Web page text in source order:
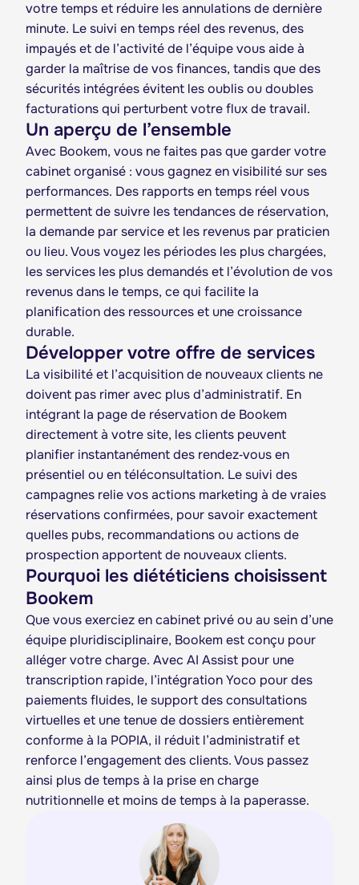
votre temps et réduire les annulations de dernière
minute. Le suivi en temps réel des revenus, des
impayés et de l’activité de l’équipe vous aide à
garder la maîtrise de vos finances, tandis que des
sécurités intégrées évitent les oublis ou doubles
facturations qui perturbent votre flux de travail.
Un aperçu de l’ensemble
Avec Bookem, vous ne faites pas que garder votre
cabinet organisé : vous gagnez en visibilité sur ses
performances. Des rapports en temps réel vous
permettent de suivre les tendances de réservation,
la demande par service et les revenus par praticien
ou lieu. Vous voyez les périodes les plus chargées,
les services les plus demandés et l’évolution de vos
revenus dans le temps, ce qui facilite la
planification des ressources et une croissance
durable.
Développer votre offre de services
La visibilité et l’acquisition de nouveaux clients ne
doivent pas rimer avec plus d’administratif. En
intégrant la page de réservation de Bookem
directement à votre site, les clients peuvent
planifier instantanément des rendez‑vous en
présentiel ou en téléconsultation. Le suivi des
campagnes relie vos actions marketing à de vraies
réservations confirmées, pour savoir exactement
quelles pubs, recommandations ou actions de
prospection apportent de nouveaux clients.
Pourquoi les diététiciens choisissent
Bookem
Que vous exerciez en cabinet privé ou au sein d’une
équipe pluridisciplinaire, Bookem est conçu pour
alléger votre charge. Avec AI Assist pour une
transcription rapide, l’intégration Yoco pour des
paiements fluides, le support des consultations
virtuelles et une tenue de dossiers entièrement
conforme à la POPIA, il réduit l’administratif et
renforce l’engagement des clients. Vous passez
ainsi plus de temps à la prise en charge
nutritionnelle et moins de temps à la paperasse.